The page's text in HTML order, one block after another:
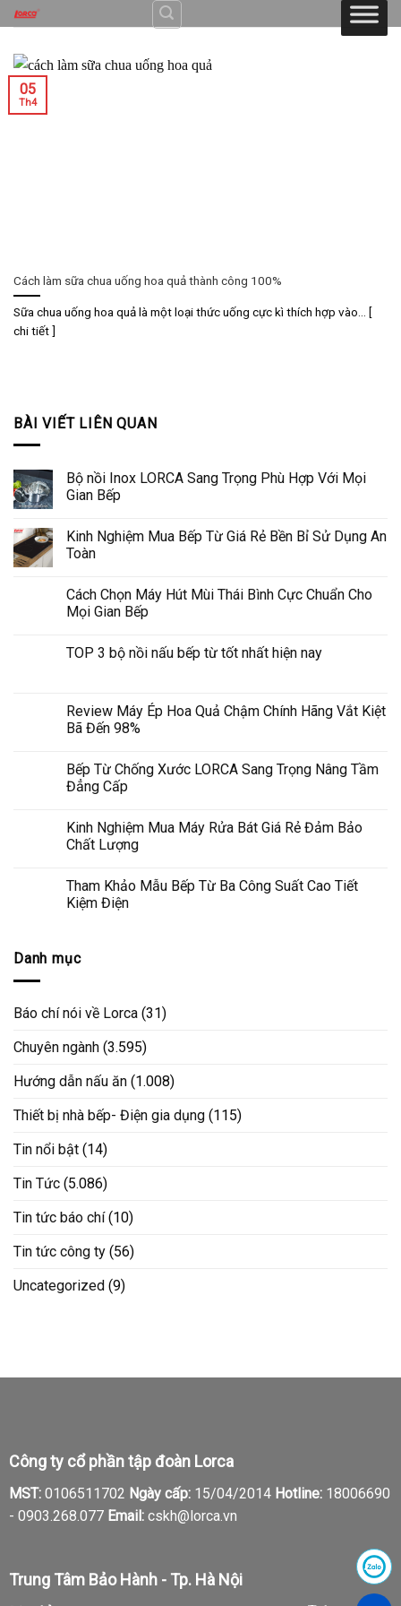
Skip
to
content
Cách làm sữa chua uống hoa quả thành công 100%
Sữa chua uống hoa quả là một loại thức uống cực kì thích hợp vào... [
chi tiết ]
05
Th4
BÀI VIẾT LIÊN QUAN
Bộ nồi Inox LORCA Sang Trọng Phù Hợp Với Mọi
Gian Bếp
Kinh Nghiệm Mua Bếp Từ Giá Rẻ Bền Bỉ Sử Dụng An
Toàn
Cách Chọn Máy Hút Mùi Thái Bình Cực Chuẩn Cho
Mọi Gian Bếp
TOP 3 bộ nồi nấu bếp từ tốt nhất hiện nay
Review Máy Ép Hoa Quả Chậm Chính Hãng Vắt Kiệt
Bã Đến 98%
Bếp Từ Chống Xước LORCA Sang Trọng Nâng Tầm
Đẳng Cấp
Kinh Nghiệm Mua Máy Rửa Bát Giá Rẻ Đảm Bảo
Chất Lượng
Tham Khảo Mẫu Bếp Từ Ba Công Suất Cao Tiết
Kiệm Điện
Danh mục
Báo chí nói về Lorca (31)
Chuyên ngành (3.595)
Hướng dẫn nấu ăn (1.008)
Thiết bị nhà bếp- Điện gia dụng (115)
Tin nổi bật (14)
Tin Tức (5.086)
Tin tức báo chí(10)
Tin tức công ty (56)
Uncategorized (9)
Công ty cổ phần tập đoàn Lorca
MST:0106511702 Ngày cấp:15/04/2014 Hotline:18006690
- 0903.268.077 Email:cskh@lorca.vn
Trung Tâm Bảo Hành - Tp. Hà Nội